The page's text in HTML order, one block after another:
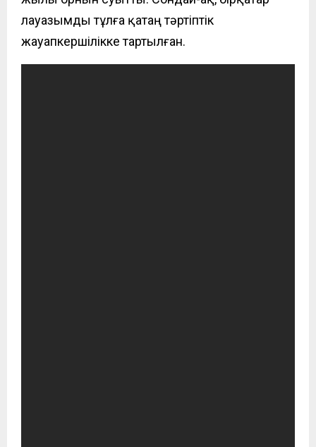
лауазымды тұлға қатаң тәртіптік
жауапкершілікке тартылған.